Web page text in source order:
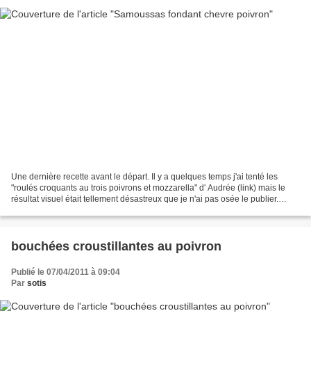
Une dernière recette avant le départ. Il y a quelques temps j'ai tenté les
"roulés croquants au trois poivrons et mozzarella" d' Audrée (link) mais le
résultat visuel était tellement désastreux que je n'ai pas osée le publier.
bouchées croustillantes au poivron
Publié le 07/04/2011 à 09:04
Par sotis